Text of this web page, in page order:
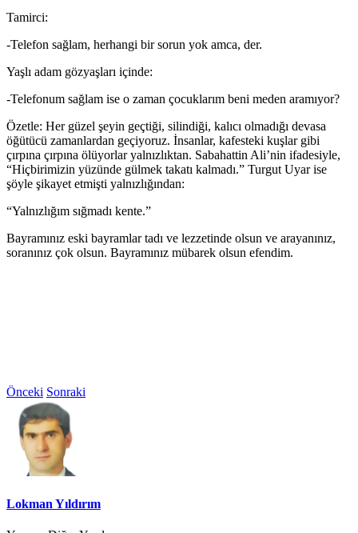
Tamirci:
-Telefon sağlam, herhangi bir sorun yok amca, der.
Yaşlı adam gözyaşları içinde:
-Telefonum sağlam ise o zaman çocuklarım beni meden aramıyor?
Özetle: Her güzel şeyin geçtiği, silindiği, kalıcı olmadığı devasa
öğütücü zamanlardan geçiyoruz. İnsanlar, kafesteki kuşlar gibi
çırpına çırpına ölüyorlar yalnızlıktan. Sabahattin Ali’nin ifadesiyle,
“Hiçbirimizin yüzünde gülmek takatı kalmadı.” Turgut Uyar ise
şöyle şikayet etmişti yalnızlığından:
“Yalnızlığım sığmadı kente.”
Bayramınız eski bayramlar tadı ve lezzetinde olsun ve arayanınız,
soranınız çok olsun. Bayramınız mübarek olsun efendim.
Önceki Sonraki
Lokman Yıldırım